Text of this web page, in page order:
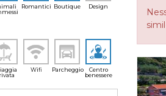
Romantici Boutique Design
Wifi Parcheggio
Centro
benessere